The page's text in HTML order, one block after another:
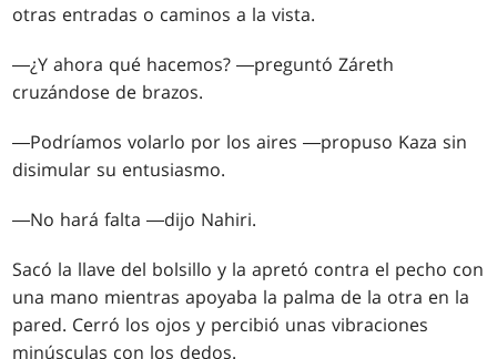
otras entradas o caminos a la vista.
―¿Y ahora qué hacemos? ―preguntó Záreth
cruzándose de brazos.
―Podríamos volarlo por los aires ―propuso Kaza sin
disimular su entusiasmo.
―No hará falta ―dijo Nahiri.
Sacó la llave del bolsillo y la apretó contra el pecho con
una mano mientras apoyaba la palma de la otra en la
pared. Cerró los ojos y percibió unas vibraciones
minúsculas con los dedos.